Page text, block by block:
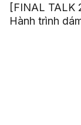
[FINAL TALK
Hành trình